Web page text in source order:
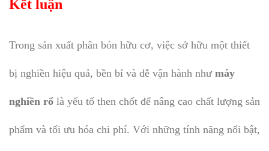
Kết luận
Trong sản xuất phân bón hữu cơ, việc sở hữu một thiết
bị nghiền hiệu quả, bền bỉ và dễ vận hành như máy
nghiền rổ là yếu tố then chốt để nâng cao chất lượng sản
phẩm và tối ưu hóa chi phí. Với những tính năng nổi bật,